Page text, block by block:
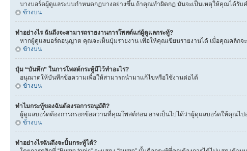
บางบอร์ดผู้ดูแลระบบกำหนดกฏบางอย่างขึ้น ถ้าคุณทำผิดกฏ มันจะเป็นเหตุให้คุณได้รั
ข้างบน
ทำอย่างไร ฉันถึงจะสามารถรายงานการโพสต์แก่ผู้ดูแลกระทู้?
หากผู้ดูแลบอร์ดอนุญาต คุณจะเห็นปุ่มรายงาน เพื่อให้คุณเขียนรายงานได้ เมื่อคุณคลิกจ
ข้างบน
ปุ่ม “บันทึก” ในการโพสต์กระทู้มีไว้ทำอะไร?
อนุณาตให้บันทึกข้อความเพื่อให้สามารถนำมาแก้ไขหรือใช้งานต่อได้
ข้างบน
ทำไมกระทู้ของฉันต้องรอการอนุมัติ?
ผู้ดูแลบอร์ดต้องการกรอกข้อความที่คุณโพสต์ก่อน อาจเป็นไปได้ว่าผู้ดุแลบอร์ดให้คุณไ
ข้างบน
ทำอย่างไรฉันถึงจะปั้มกระทู้ได้?